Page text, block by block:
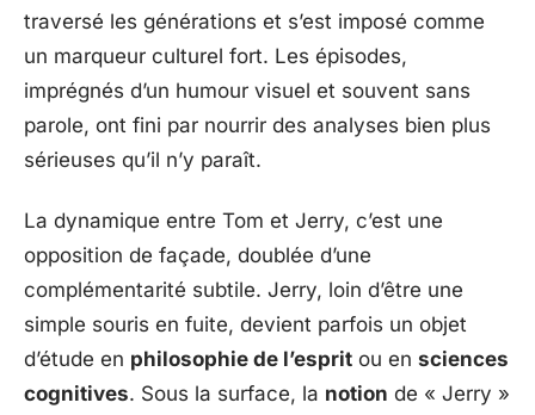
traversé les générations et s’est imposé comme
un marqueur culturel fort. Les épisodes,
imprégnés d’un humour visuel et souvent sans
parole, ont fini par nourrir des analyses bien plus
sérieuses qu’il n’y paraît.
La dynamique entre Tom et Jerry, c’est une
opposition de façade, doublée d’une
complémentarité subtile. Jerry, loin d’être une
simple souris en fuite, devient parfois un objet
d’étude en philosophie de l’esprit ou en sciences
cognitives. Sous la surface, la notion de « Jerry »